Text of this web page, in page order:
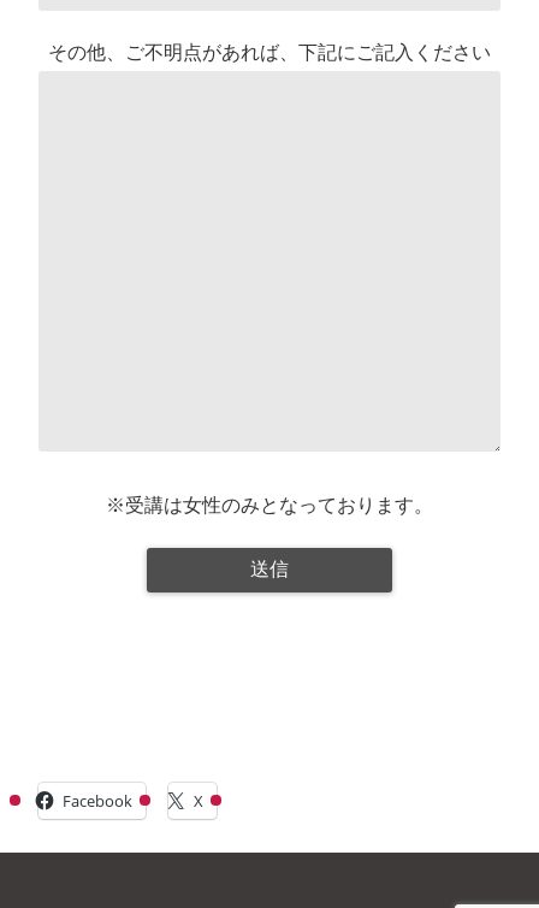
その他、ご不明点があれば、下記にご記入ください
※受講は女性のみとなっております。
Facebook X